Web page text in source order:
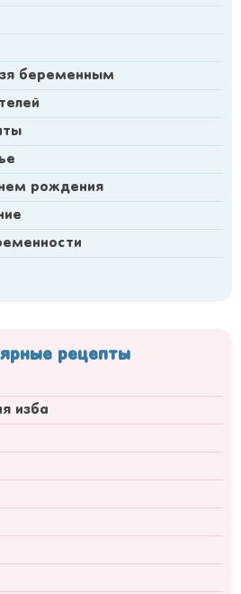
беременным
рождения
рецепты
изба